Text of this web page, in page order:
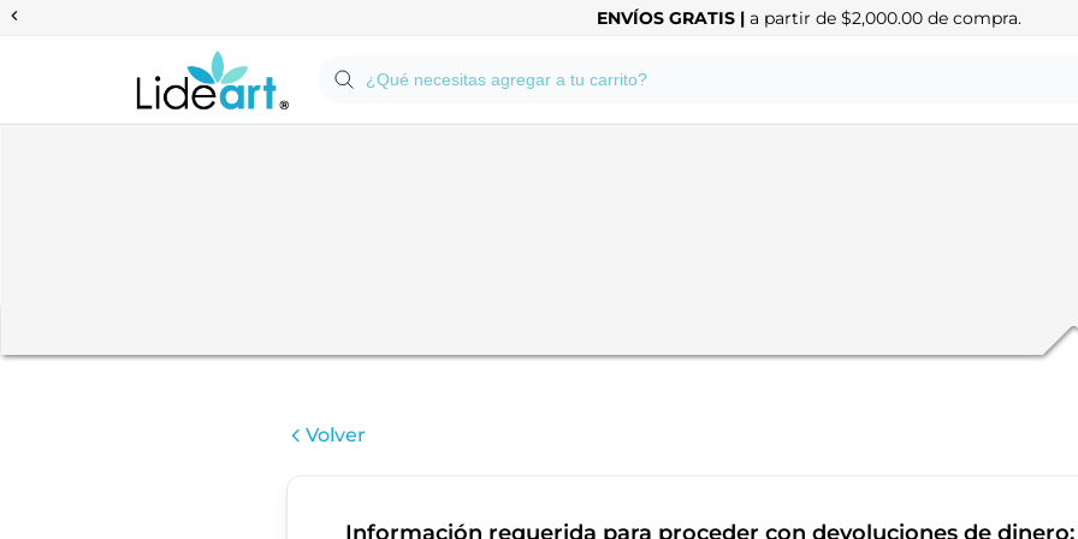
Anterior ENVÍOS GRATIS | a partir de $2,000.00 de compra.
Política de
Volver
Información requerida para proceder con devoluciones de dinero: